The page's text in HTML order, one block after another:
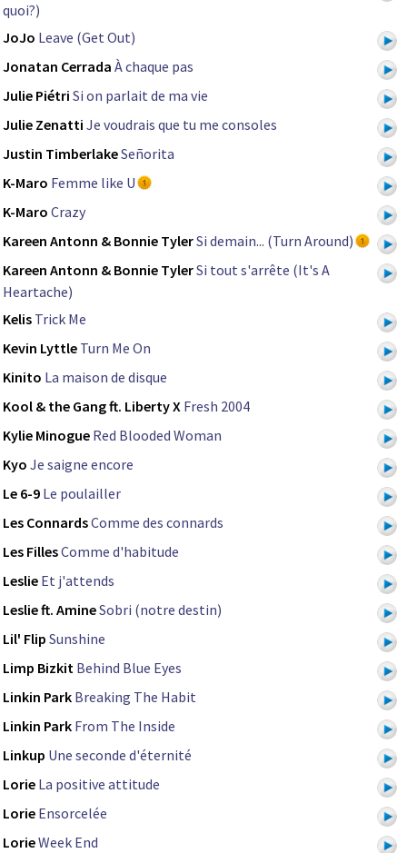
quoi?)
JoJo Leave (Get Out)
Jonatan Cerrada À chaque pas
Julie Piétri Si on parlait de ma vie
Julie Zenatti Je voudrais que tu me consoles
Justin TimberlakeSeñorita
K-Maro Femme like U
K-Maro Crazy
Kareen Antonn & Bonnie TylerSi demain... (Turn Around)
Kareen Antonn & Bonnie TylerSi tout s'arrête (It's A
Heartache)
Kelis Trick Me
Kevin Lyttle Turn Me On
Kinito La maison de disque
Kool & the Gang ft. Liberty X Fresh 2004
Kylie Minogue Red Blooded Woman
Kyo Je saigne encore
Le 6-9 Le poulailler
Les ConnardsComme des connards
Les FillesComme d'habitude
Leslie Et j'attends
Leslie ft. AmineSobri (notre destin)
Lil' Flip Sunshine
Limp Bizkit Behind Blue Eyes
Linkin Park Breaking The Habit
Linkin Park From The Inside
Linkup Une seconde d'éternité
Lorie La positive attitude
Lorie Ensorcelée
LorieWeek End